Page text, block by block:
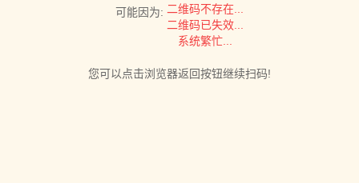
可能因为: 二维码不存在...
二维码已失效...
系统繁忙...
您可以点击浏览器返回按钮继续扫码!